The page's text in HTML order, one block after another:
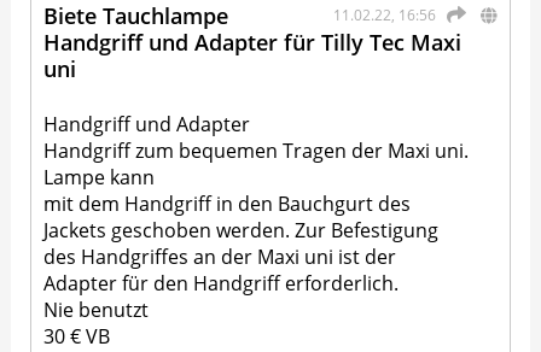
11.02.22, 16:56
Biete Tauchlampe
Handgriff und Adapter für Tilly Tec Maxi
uni
Handgriff und Adapter
Handgriff zum bequemen Tragen der Maxi uni.
Lampe kann
mit dem Handgriff in den Bauchgurt des
Jackets geschoben werden. Zur Befestigung
des Handgriffes an der Maxi uni ist der
Adapter für den Handgriff erforderlich.
Nie benutzt
30 € VB